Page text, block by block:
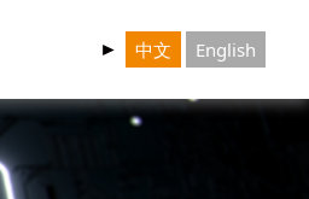
中文 English
►